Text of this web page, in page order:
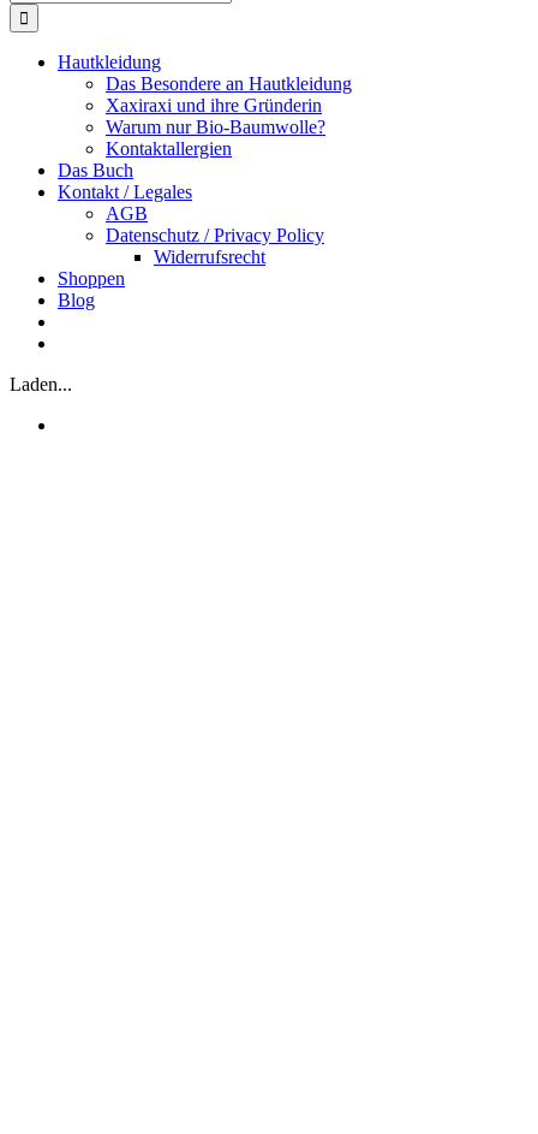
nach:
Hautkleidung
Das Besondere an Hautkleidung
Xaxiraxi und ihre Gründerin
Warum nur Bio-Baumwolle?
Kontaktallergien
Das Buch
Kontakt / Legales
AGB
Datenschutz / Privacy Policy
Widerrufsrecht
Shoppen
Blog
Laden...